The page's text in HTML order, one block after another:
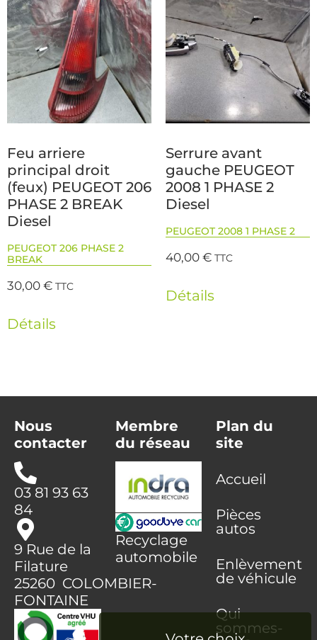
Feu arriere
principal droit
(feux) PEUGEOT 206
PHASE 2 BREAK
Diesel
PEUGEOT 206 PHASE 2
BREAK
30,00€ TTC
Détails
Serrure avant
gauche PEUGEOT
2008 1 PHASE 2
Diesel
PEUGEOT 2008 1 PHASE 2
40,00€ TTC
Détails
Nous
contacter
03 81 93 63
84
9 Rue de la
Filature
25260 COLOMBIER-
FONTAINE
Membre
du réseau
Recyclage
automobile
Plan du
site
Accueil
Pièces
autos
Enlèvement
de véhicule
Qui
sommes-